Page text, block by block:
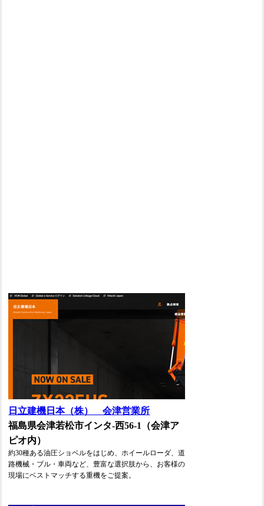
日立建機日本（株） 会津営業所
福島県会津若松市インタ-西56-1（会津ア
ピオ内）
約30種ある油圧ショベルをはじめ、ホイールローダ、道
路機械・ブル・車両など、豊富な選択肢から、お客様の
現場にベストマッチする重機をご提案。